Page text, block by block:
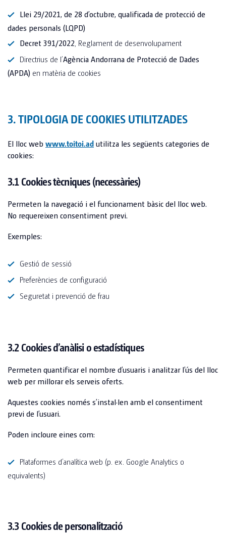
TOI® CONCEPT BASIC
TOI® URBAN
TOI® WOOD PMR
TOI® WOOD
TOI® BLOCK
TOI® GALAXY
COMPLEMENTS
TOI® CARE
TOI® AIR HEATER
TOI® PIPI
TOI® PIPI X4 II
TOI® PIPI X8
TOI® HANDS DUO
TOI® HANDY
SANI TOI®
TOI® HEATER
TOI® SHOWER EMERGE
ELS NOSTRES SERVEIS
ELS NOSTRES SERVEIS PER A CABINES WC
ELS NOSTRES SERVEIS PER A MÒDULS
ESDEVENIMENTS PRIVATS
ESDEVENIMENTS PROFESSIONALS
CONSTRUCCIÓ INDUSTRIAL
CONSTRUCCIÓ PRIVADA
SANITAT I ALLOTJAMENT PER A RECOL·LECTORS
FAQ
COMPLIMENT
SOSTENIBILITAT
OCUPACIÓ
CONTACTE
Llei 29/2021, de 28 d’octubre, qualificada de protecció de
dades personals (LQPD)
Decret 391/2022 , Reglament de desenvolupament
Directrius de l’Agència Andorrana de Protecció de Dades
(APDA) en matèria de cookies
3. TIPOLOGIA DE COOKIES UTILITZADES
El lloc webwww.toitoi.adutilitza les següents categories de
cookies:
3.1 Cookies tècniques (necessàries)
Permeten la navegació i el funcionament bàsic del lloc web.
No requereixen consentiment previ.
Exemples:
Gestió de sessió
Preferències de configuració
Seguretat i prevenció de frau
3.2 Cookies d’anàlisi o estadístiques
Permeten quantificar el nombre d’usuaris i analitzar l’ús del lloc
web per millorar els serveis oferts.
Aquestes cookies només s’instal·len amb el consentiment
previ de l’usuari.
Poden incloure eines com:
Plataformes d’analítica web (p. ex. Google Analytics o
equivalents)
3.3 Cookies de personalització